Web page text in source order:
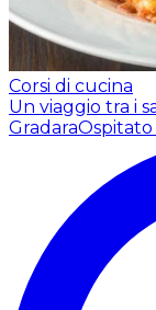
Corsi di cucina
Un viaggio tra i
Gradara